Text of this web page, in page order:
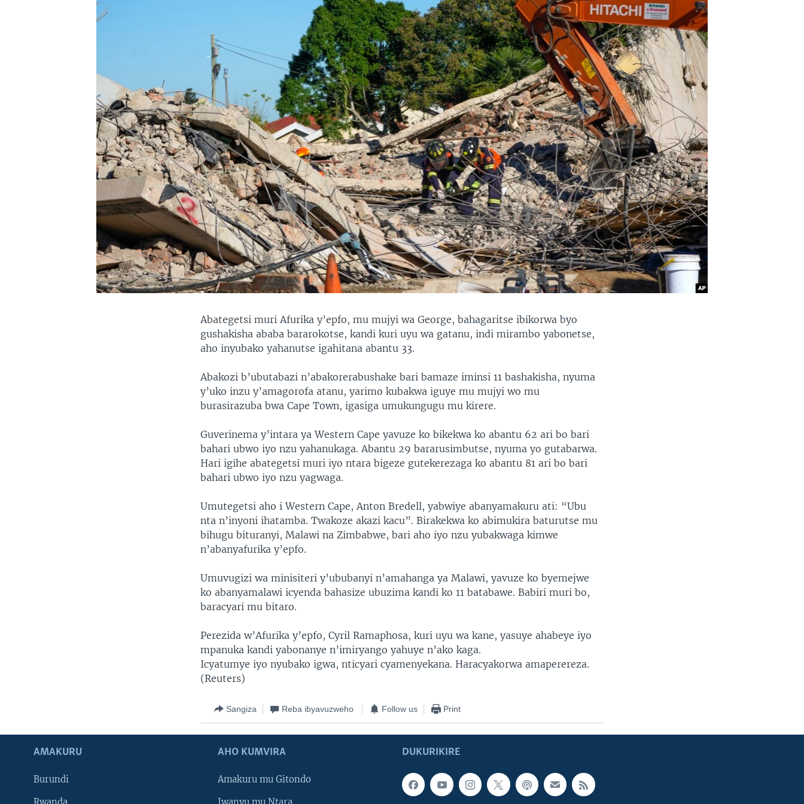
Abategetsi muri Afurika y’epfo, mu mujyi wa George, bahagaritse ibikorwa byo
gushakisha ababa bararokotse, kandi kuri uyu wa gatanu, indi mirambo yabonetse,
aho inyubako yahanutse igahitana abantu 33.
Abakozi b’ubutabazi n’abakorerabushake bari bamaze iminsi 11 bashakisha, nyuma
y’uko inzu y’amagorofa atanu, yarimo kubakwa iguye mu mujyi wo mu
burasirazuba bwa Cape Town, igasiga umukungugu mu kirere.
Guverinema y’intara ya Western Cape yavuze ko bikekwa ko abantu 62 ari bo bari
bahari ubwo iyo nzu yahanukaga. Abantu 29 bararusimbutse, nyuma yo gutabarwa.
Hari igihe abategetsi muri iyo ntara bigeze gutekerezaga ko abantu 81 ari bo bari
bahari ubwo iyo nzu yagwaga.
Umutegetsi aho i Western Cape, Anton Bredell, yabwiye abanyamakuru ati: “Ubu
nta n’inyoni ihatamba. Twakoze akazi kacu”. Birakekwa ko abimukira baturutse mu
bihugu bituranyi, Malawi na Zimbabwe, bari aho iyo nzu yubakwaga kimwe
n’abanyafurika y’epfo.
Umuvugizi wa minisiteri y’ububanyi n’amahanga ya Malawi, yavuze ko byemejwe
ko abanyamalawi icyenda bahasize ubuzima kandi ko 11 batabawe. Babiri muri bo,
baracyari mu bitaro.
Perezida w’Afurika y’epfo, Cyril Ramaphosa, kuri uyu wa kane, yasuye ahabeye iyo
mpanuka kandi yabonanye n’imiryango yahuye n’ako kaga.
Icyatumye iyo nyubako igwa, nticyari cyamenyekana. Haracyakorwa amaperereza.
(Reuters)
Sangiza Reba ibyavuzweho Follow us Print
DUKURIKIRE
AMAKURU
Burundi
AHO KUMVIRA
Amakuru mu Gitondo